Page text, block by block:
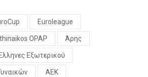
Euroleague
OPAP Άρης
Εξωτερικού
ΑΕΚ